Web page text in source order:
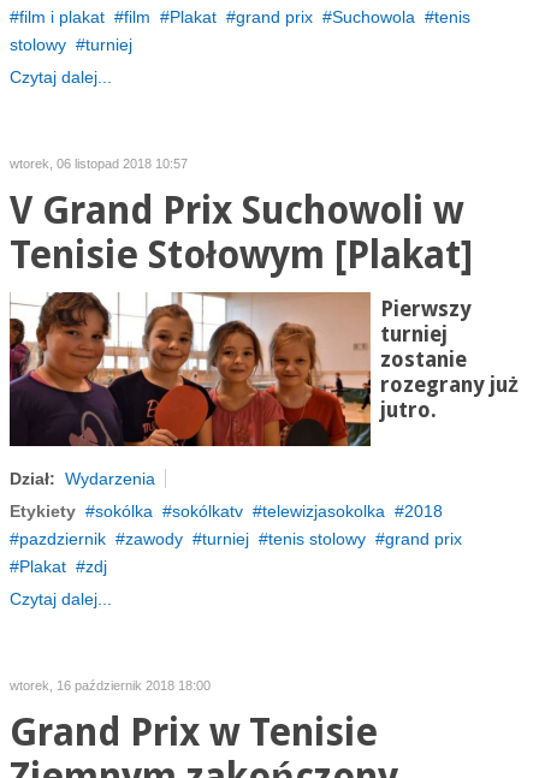
film i plakat
film Plakat grand prix Suchowola
tenis
stolowy
turniej
Czytaj dalej...
wtorek, 06 listopad 2018 10:57
V Grand Prix Suchowoli w
Tenisie Stołowym [Plakat]
Pierwszy
turniej
zostanie
rozegrany już
jutro.
Dział: Wydarzenia
Etykiety
sokólka sokólkatv telewizjasokolka
2018
pazdziernik
zawody turniej tenis stolowy
grand prix
Plakat
zdj
Czytaj dalej...
wtorek, 16 październik 2018 18:00
Grand Prix w Tenisie